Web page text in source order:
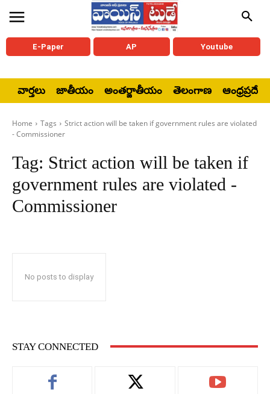
E-Paper AP Youtube
వార్తలు జాతీయం అంతర్జాతీయం తెలంగాణ ఆంధ్రప్రదేశ్
Home Tags
Strict action will be taken if government rules are violated
- Commissioner
Tag: Strict action will be taken if
government rules are violated -
Commissioner
No posts to display
STAY CONNECTED